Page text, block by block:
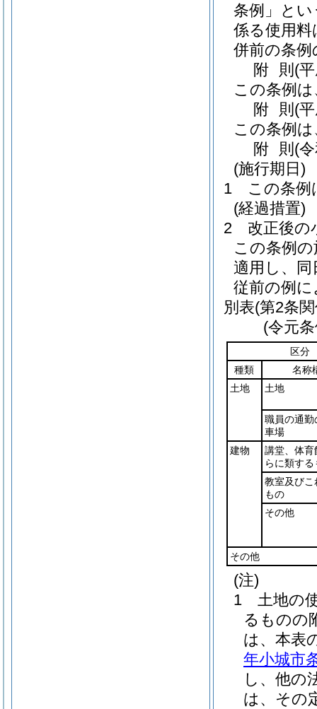
条例」とい
係る使用
併前の条
附 則 (
この条例
附 則 (
この条例
附 則 (
(施行期日)
1
この条例
(経過措置)
2
改正後の
この条例
適用し、
従前の例
別表(第2条
(令元
区分
種類
名称
土地
土地
職員の通勤
車場
建物
講堂、体育
らに類する
教室及びこ
もの
その他
その他
(注)
1 土地の
るものの
は、本表
年小城市
し、他の
は、その